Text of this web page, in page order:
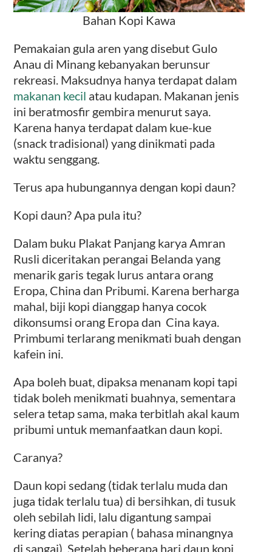
Bahan Kopi Kawa
Pemakaian gula aren yang disebut Gulo
Anau di Minang kebanyakan berunsur
rekreasi. Maksudnya hanya terdapat dalam
makanan kecil atau kudapan. Makanan jenis
ini beratmosfir gembira menurut saya.
Karena hanya terdapat dalam kue-kue
(snack tradisional) yang dinikmati pada
waktu senggang.
Terus apa hubungannya dengan kopi daun?
Kopi daun? Apa pula itu?
Dalam buku Plakat Panjang karya Amran
Rusli diceritakan perangai Belanda yang
menarik garis tegak lurus antara orang
Eropa, China dan Pribumi. Karena berharga
mahal, biji kopi dianggap hanya cocok
dikonsumsi orang Eropa dan Cina kaya.
Primbumi terlarang menikmati buah dengan
kafein ini.
Apa boleh buat, dipaksa menanam kopi tapi
tidak boleh menikmati buahnya, sementara
selera tetap sama, maka terbitlah akal kaum
pribumi untuk memanfaatkan daun kopi.
Caranya?
Daun kopi sedang (tidak terlalu muda dan
juga tidak terlalu tua) di bersihkan, di tusuk
oleh sebilah lidi, lalu digantung sampai
kering diatas perapian ( bahasa minangnya
di sangai). Setelah beberapa hari daun kopi